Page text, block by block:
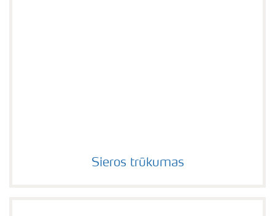
Sieros trūkumas
Sieros trūkumas